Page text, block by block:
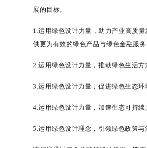
展的目标。
1.运用绿色设计力量，助力产业高质
供更为有效的绿色产品与绿色金融服
2.运用绿色设计力量，推动绿色生活
3.运用绿色设计力量，促进绿色生态
4.运用绿色设计力量，加速生态可持
5.运用绿色设计理念，引领绿色政策